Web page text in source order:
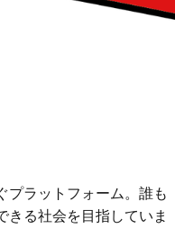
プラットフォーム。誰も
きる社会を目指していま